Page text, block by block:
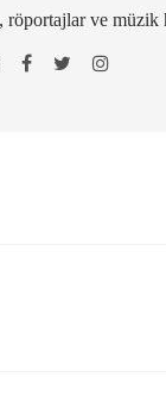
röportajlar ve müzik